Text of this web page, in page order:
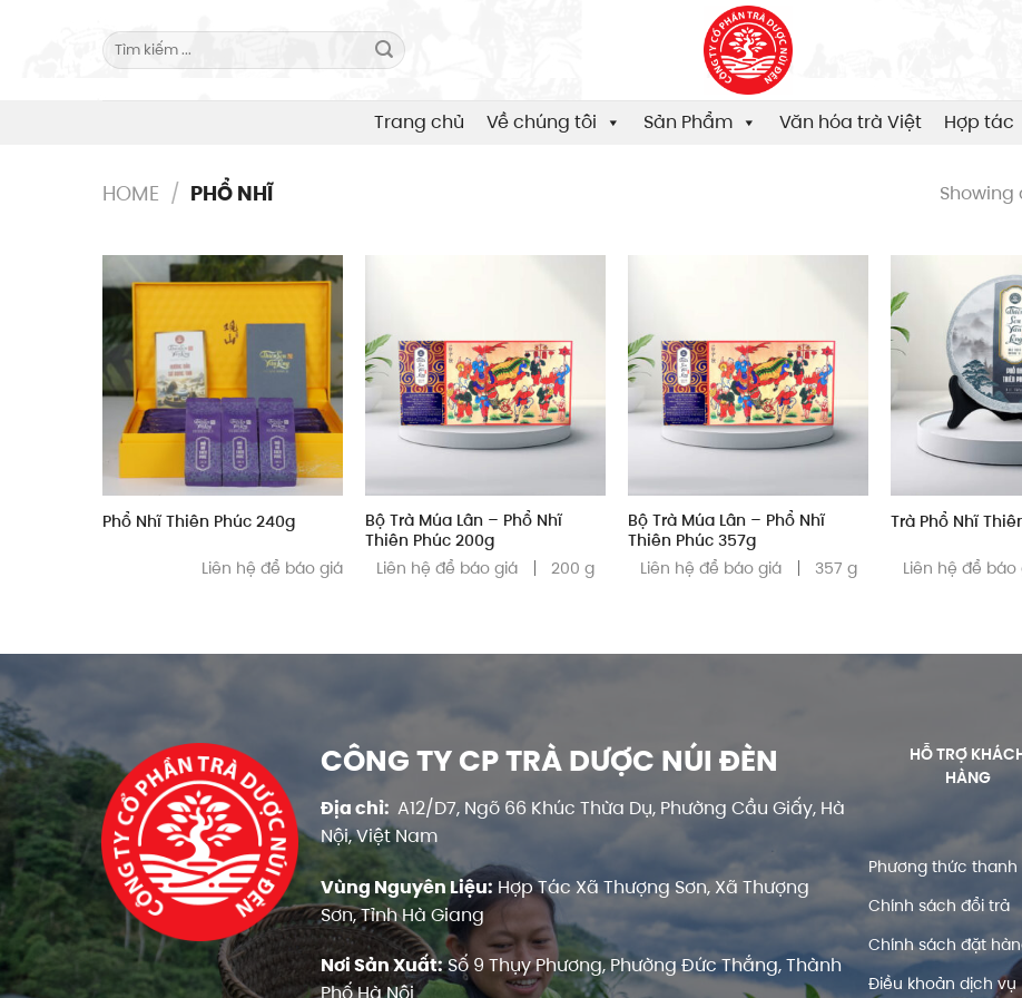
Search
for:
Trang chủ Về chúng tôi Sản Phẩm Văn hóa trà Việt Hợp tác
HOME / PHỔ NHĨ Showing
Phổ Nhĩ Thiên Phúc 240g
Liên hệ để báo giá
Bộ Trà Múa Lân – Phổ Nhĩ
Thiên Phúc 200g
200 g
Liên hệ để báo giá
Bộ Trà Múa Lân – Phổ Nhĩ
Thiên Phúc 357g
357 g
Liên hệ để báo giá
Trà Phổ Nhĩ
Liên hệ để báo
CÔNG TY CP TRÀ DƯỢC NÚI ĐÈN
Địa chỉ: A12/D7, Ngõ 66 Khúc Thừa Dụ, Phường Cầu Giấy, Hà
Nội, Việt Nam
Vùng Nguyên Liệu: Hợp Tác Xã Thượng Sơn, Xã Thượng
Sơn, Tỉnh Hà Giang
Nơi Sản Xuất:Số 9 Thụy Phương, Phường Đức Thắng, Thành
HỖ TRỢ
HÀNG
Phương thức thanh
Chính sách đổi trả
Chính sách đặt
Điều khoản dịch vụ